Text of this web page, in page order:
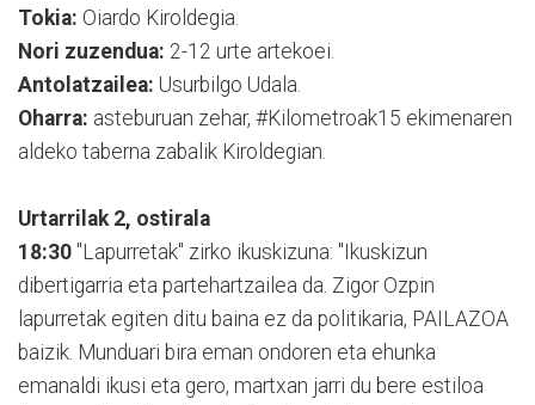
Tokia: Oiardo Kiroldegia.
Nori zuzendua: 2-12 urte artekoei.
Antolatzailea: Usurbilgo Udala.
Oharra: asteburuan zehar, #Kilometroak15 ekimenaren
aldeko taberna zabalik Kiroldegian.
Urtarrilak 2, ostirala
18:30 "Lapurretak" zirko ikuskizuna: "Ikuskizun
dibertigarria eta partehartzailea da. Zigor Ozpin
lapurretak egiten ditu baina ez da politikaria, PAILAZOA
baizik. Munduari bira eman ondoren eta ehunka
emanaldi ikusi eta gero, martxan jarri du bere estiloa